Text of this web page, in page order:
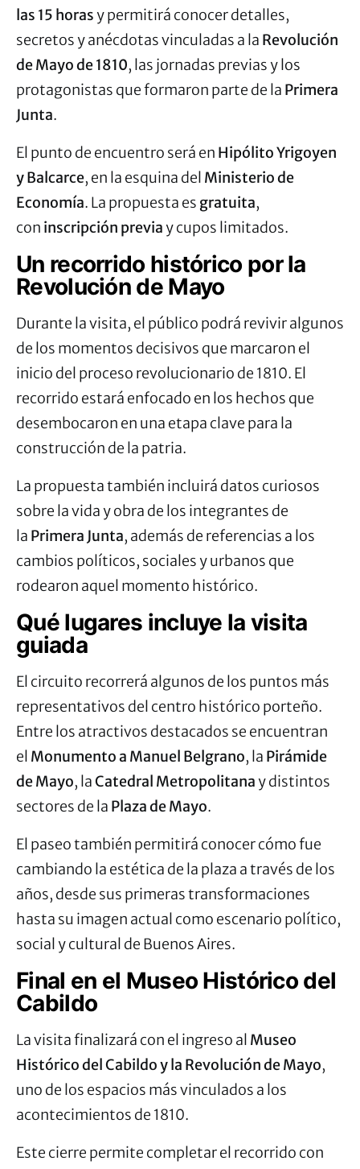
las 15 horasy permitirá conocer detalles,
secretos y anécdotas vinculadas a la Revolución
de Mayo de 1810, las jornadas previas y los
protagonistas que formaron parte de la Primera
Junta.
El punto de encuentro será en Hipólito Yrigoyen
y Balcarce, en la esquina del Ministerio de
Economía. La propuesta es gratuita,
con inscripción previay cupos limitados.
Un recorrido histórico por la
Revolución de Mayo
Durante la visita, el público podrá revivir algunos
de los momentos decisivos que marcaron el
inicio del proceso revolucionario de 1810. El
recorrido estará enfocado en los hechos que
desembocaron en una etapa clave para la
construcción de la patria.
La propuesta también incluirá datos curiosos
sobre la vida y obra de los integrantes de
la Primera Junta, además de referencias a los
cambios políticos, sociales y urbanos que
rodearon aquel momento histórico.
Qué lugares incluye la visita
guiada
El circuito recorrerá algunos de los puntos más
representativos del centro histórico porteño.
Entre los atractivos destacados se encuentran
el Monumento a Manuel Belgrano, la Pirámide
de Mayo, laCatedral Metropolitanay distintos
sectores de la Plaza de Mayo.
El paseo también permitirá conocer cómo fue
cambiando la estética de la plaza a través de los
años, desde sus primeras transformaciones
hasta su imagen actual como escenario político,
social y cultural de Buenos Aires.
Final en el Museo Histórico del
Cabildo
La visita finalizará con el ingreso al Museo
Histórico del Cabildo y la Revolución de Mayo,
uno de los espacios más vinculados a los
acontecimientos de 1810.
Este cierre permite completar el recorrido con